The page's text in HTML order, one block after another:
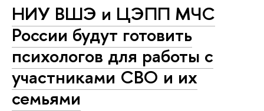
НИУ ВШЭ и ЦЭПП МЧС
России будут готовить
психологов для работы с
участниками СВО и их
семьями